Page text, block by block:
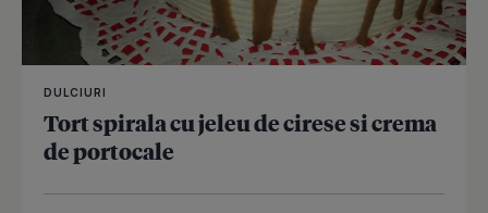
DULCIURI
Tort spirala cu jeleu de cirese si crema
de portocale